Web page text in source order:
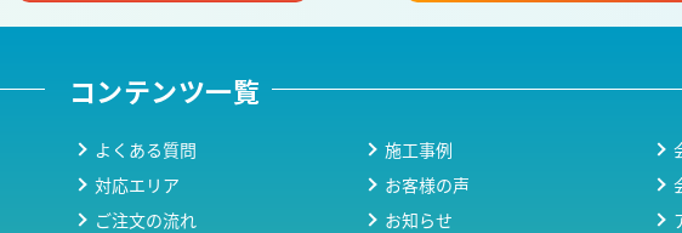
コンテンツ一覧
よくある質問
対応エリア
ご注文の流れ
施工事例
お客様の声
お知らせ